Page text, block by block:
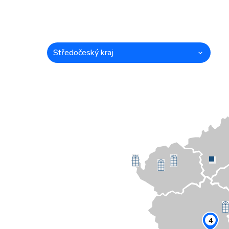
Středočeský kraj
4